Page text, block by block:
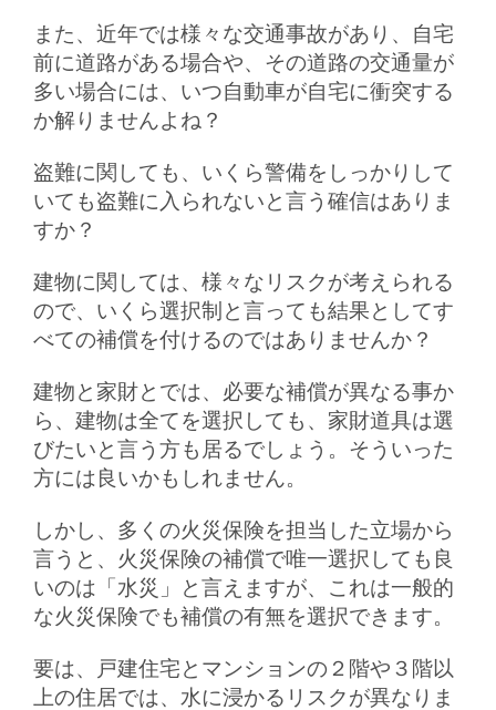
また、近年では様々な交通事故があり、自宅
前に道路がある場合や、その道路の交通量が
多い場合には、いつ自動車が自宅に衝突する
か解りませんよね？
盗難に関しても、いくら警備をしっかりして
いても盗難に入られないと言う確信はありま
すか？
建物に関しては、様々なリスクが考えられる
ので、いくら選択制と言っても結果としてす
べての補償を付けるのではありませんか？
建物と家財とでは、必要な補償が異なる事か
ら、建物は全てを選択しても、家財道具は選
びたいと言う方も居るでしょう。そういった
方には良いかもしれません。
しかし、多くの火災保険を担当した立場から
言うと、火災保険の補償で唯一選択しても良
いのは「水災」と言えますが、これは一般的
な火災保険でも補償の有無を選択できます。
要は、戸建住宅とマンションの２階や３階以
上の住居では、水に浸かるリスクが異なりま